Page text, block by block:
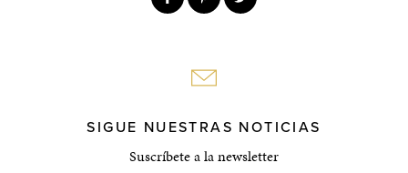
SIGUE NUESTRAS NOTICIAS
Suscríbete a la newsletter